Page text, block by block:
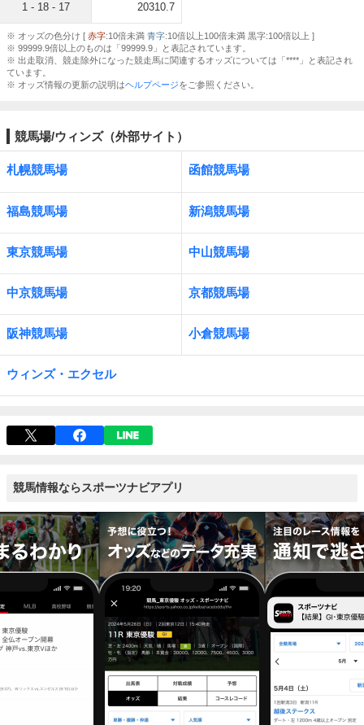
1 - 18 - 17 20310.7
※ オッズの色分け [ 赤字:10倍未満 青字:10倍以上100倍未満 黒字:100倍以上 ]
※ 99999.9倍以上のものは「99999.9」と表記されています。
※ 出走取消、競走除外になった競走馬に関連するオッズについては「****」と表記され
ています。
※ オッズ情報の更新の説明はヘルプページをご参照ください。
競馬場/ウィンズ（外部サイト）
札幌競馬場 函館競馬場
福島競馬場 新潟競馬場
東京競馬場 中山競馬場
中京競馬場 京都競馬場
阪神競馬場 小倉競馬場
ウィンズ・エクセル
競馬情報ならスポーツナビアプリ